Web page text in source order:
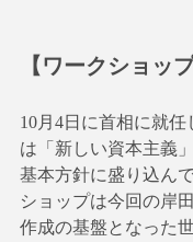
【ワークショップ
10月4日に首相に就
は「新しい資本主義
基本方針に盛り込ん
ショップは今回の岸
作成の基盤となった